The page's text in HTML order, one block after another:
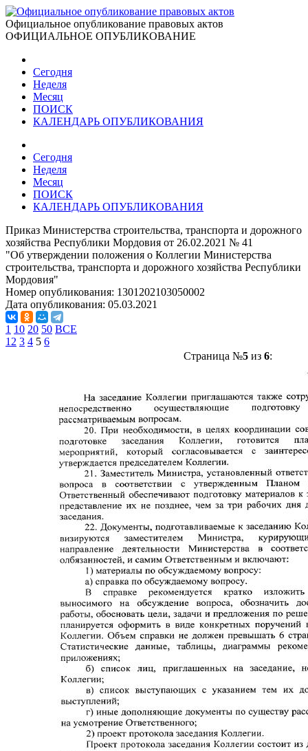
Официальное опубликование правовых актов
ОФИЦИАЛЬНОЕ ОПУБЛИКОВАНИЕ
Сегодня
Неделя
Месяц
ПОИСК
КАЛЕНДАРЬ ОПУБЛИКОВАНИЯ
Сегодня
Неделя
Месяц
ПОИСК
КАЛЕНДАРЬ ОПУБЛИКОВАНИЯ
Приказ Министерства строительства, транспорта и дорожного
хозяйства Республики Мордовия от 26.02.2021 № 41
"Об утверждении положения о Коллегии Министерства
строительства, транспорта и дорожного хозяйства Республики
Мордовия"
Номер опубликования: 1301202103050002
Дата опубликования: 05.03.2021
1 10 20 50 ВСЕ
1 2 3 4 5 6
Страница №5из 6: